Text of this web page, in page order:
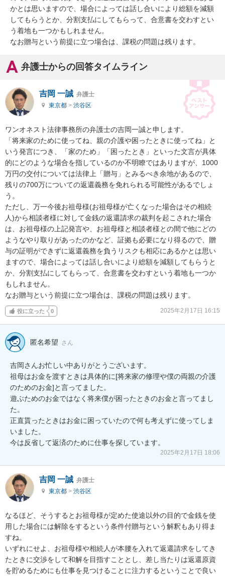
かとは思いますので、場合によっては話し合いにより総額を減額
してもらうとか、分割支払にしてもらって、合意書を交わすとい
う着地も一つかもしれません。
なお贈与という前提に立つ場合は、課税の問題は残ります。
弁護士からの回答タイムライン
吉岡 一誠 弁護士
東京都 > 渋谷区
ワンオネスト法律事務所の弁護士の吉岡一誠と申します。
「将来家のために使ってね、親の介護や困ったときに使ってね」と
いう発言につき、「家のため」「困ったとき」といった文言が具体
的にどのような場合を指しているのか不明瞭ではありますが、1000
万円の交付については法律上「贈与」とみるべき余地があるので、
残りの700万についての返還義務を免れられる可能性があるでしょ
う。
ただし、万一今後お祖母様(お祖母様が亡くなった場合はその相続
人)から相談者様に対して金銭の返還請求の裁判を起こされた場合
は、お祖母様の上記発言や、お祖母様と相談者様との間で他にどの
ようなやり取りがあったのかなど、証拠も必要になり得るので、贈
与の証明ができずに返還義務を負うリスクも相応にあるかとは思い
ますので、場合によっては話し合いにより総額を減額してもらうと
か、分割支払にしてもらって、合意書を交わすという着地も一つか
もしれません。
なお贈与という前提に立つ場合は、課税の問題は残ります。
役に立った 0 2025年2月17日 16:15
匿名希望 さん
吉岡さんお忙しい中ありがとうございます。
祖母はお金を渡すときは具体的に[将来家の修理や僕の両親の介護
のためのお金]と言ってました。
遊ぶためのお金ではなく将来僕が困ったときのお金と言ってまし
た。
正直貰ったときはお金に困っていたので何も考えずに使ってしま
いました。
2025年2月17日 18:06
吉岡 一誠 弁護士
東京都 > 渋谷区
なるほど、そうするとお祖母様が定めた使途以外の目的で金銭を使
用した場合には解除をするという条件付贈与という解釈もあり得ま
すね。
いずれにせよ、お祖母様や相続人が本腰を入れて返還請求をしてき
たときに交渉をして和解を目指すこととし、差し当たりは返還原資
を貯めるためにも仕事を見つけることに注力するということで良い